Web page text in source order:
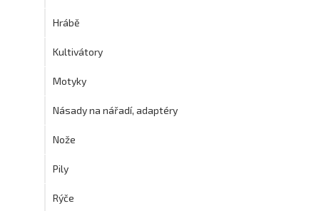
Hrábě
Kultivátory
Motyky
Násady na nářadí, adaptéry
Nože
Pily
Rýče